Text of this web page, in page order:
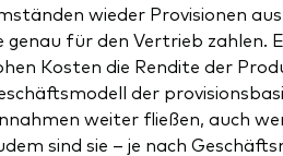
wieder Provisionen
genau für den Vertrieb zahlen.
Kosten die Rendite der
der
weiter fließen, auch
sind sie – je nach